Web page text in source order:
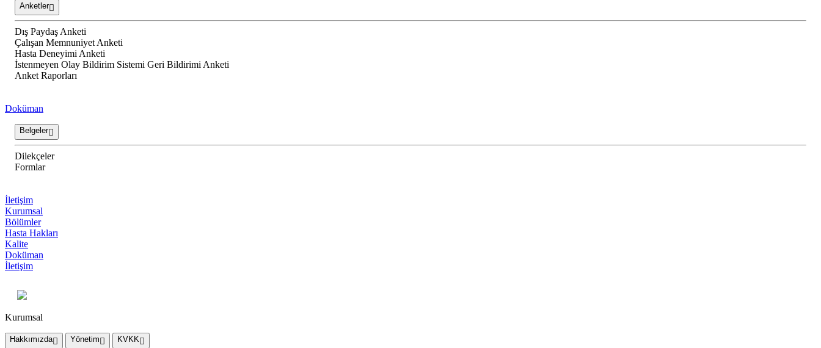
Anketler
Dış Paydaş Anketi
Çalışan Memnuniyet Anketi
Hasta Deneyimi Anketi
İstenmeyen Olay Bildirim Sistemi Geri Bildirimi Anketi
Anket Raporları
Doküman
Belgeler
Dilekçeler
Formlar
İletişim
Kurumsal
Bölümler
Hasta Hakları
Kalite
Doküman
İletişim
Kurumsal
Hakkımızda Yönetim KVKK